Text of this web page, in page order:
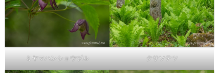
ミヤマハンショウヅル クサソテツ